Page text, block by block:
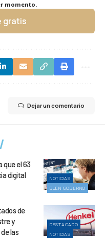
momento.
gratis
Dejar un comentario
NOTICIAS
BUEN GOBIERNO
que el 63
digital
DESTACADO
NOTICIAS
de
y
las